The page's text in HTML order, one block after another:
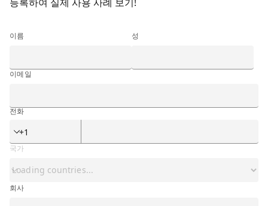
이름 성
이메일
전화
국가
회사
회사